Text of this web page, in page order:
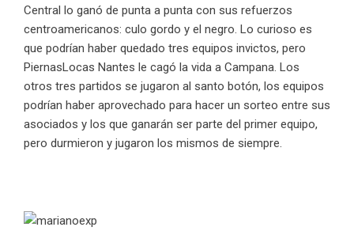
Central lo ganó de punta a punta con sus refuerzos
centroamericanos: culo gordo y el negro. Lo curioso es
que podrían haber quedado tres equipos invictos, pero
PiernasLocas Nantes le cagó la vida a Campana. Los
otros tres partidos se jugaron al santo botón, los equipos
podrían haber aprovechado para hacer un sorteo entre sus
asociados y los que ganarán ser parte del primer equipo,
pero durmieron y jugaron los mismos de siempre.